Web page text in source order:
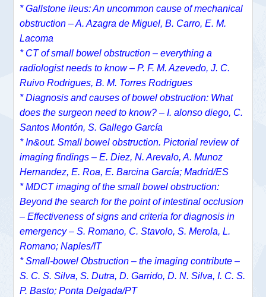
* Gallstone ileus: An uncommon cause of mechanical
obstruction – A. Azagra de Miguel, B. Carro, E. M.
Lacoma
* CT of small bowel obstruction – everything a
radiologist needs to know – P. F. M. Azevedo, J. C.
Ruivo Rodrigues, B. M. Torres Rodrigues
* Diagnosis and causes of bowel obstruction: What
does the surgeon need to know? – I. alonso diego, C.
Santos Montón, S. Gallego García
* In&out. Small bowel obstruction. Pictorial review of
imaging findings – E. Diez, N. Arevalo, A. Munoz
Hernandez, E. Roa, E. Barcina García; Madrid/ES
* MDCT imaging of the small bowel obstruction:
Beyond the search for the point of intestinal occlusion
– Effectiveness of signs and criteria for diagnosis in
emergency – S. Romano, C. Stavolo, S. Merola, L.
Romano; Naples/IT
* Small-bowel Obstruction – the imaging contribute –
S. C. S. Silva, S. Dutra, D. Garrido, D. N. Silva, I. C. S.
P. Basto; Ponta Delgada/PT